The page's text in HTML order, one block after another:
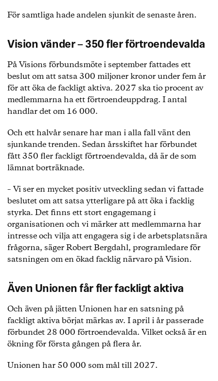
För samtliga hade andelen sjunkit de senaste åren.
Vision vänder – 350 fler förtroendevalda
På Visions förbundsmöte i september fattades ett
beslut om att satsa 300 miljoner kronor under fem år
för att öka de fackligt aktiva. 2027 ska tio procent av
medlemmarna ha ett förtroendeuppdrag. I antal
handlar det om 16 000.
Och ett halvår senare har man i alla fall vänt den
sjunkande trenden. Sedan årsskiftet har förbundet
fått 350 fler fackligt förtroendevalda, då är de som
lämnat borträknade.
– Vi ser en mycket positiv utveckling sedan vi fattade
beslutet om att satsa ytterligare på att öka i facklig
styrka. Det finns ett stort engagemang i
organisationen och vi märker att medlemmarna har
intresse och vilja att engagera sig i de arbetsplatsnära
frågorna, säger Robert Bergdahl, programledare för
satsningen om en ökad facklig närvaro på Vision.
Även Unionen får fler fackligt aktiva
Och även på jätten Unionen har en satsning på
fackligt aktiva börjat märkas av. I april i år passerade
förbundet 28 000 förtroendevalda. Vilket också är en
ökning för första gången på flera år.
Unionen har 50 000 som mål till 2027.